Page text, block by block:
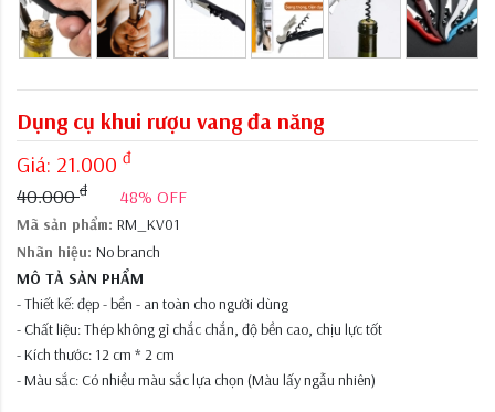
Dụng cụ khui rượu vang đa năng
Giá: 21.000 đ
40.000đ 48% OFF
Mã sản phẩm: RM_KV01
Nhãn hiệu: No branch
MÔ TẢ SẢN PHẨM
- Thiết kế: đẹp - bền - an toàn cho người dùng
- Chất liệu: Thép không gỉ chắc chắn, độ bền cao, chịu lực tốt
- Kích thước: 12 cm * 2 cm
- Màu sắc: Có nhiều màu sắc lựa chọn (Màu lấy ngẫu nhiên)